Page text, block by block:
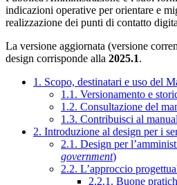
indicazioni operative per orientare e
realizzazione dei punti di contatto
La versione aggiornata (versione
design corrisponde alla 2025.1.
1. Scopo, destinatari e uso del
1.1. Versionamento e
1.2. Consultazione del
1.3. Contribuisci al
2. Introduzione al design per i
2.1. Design per
government)
2.2. L’approccio
2.2.1. Buone